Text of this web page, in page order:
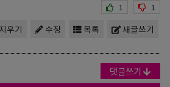
1 1
새글쓰기
목록
수정
지우기
댓글쓰기